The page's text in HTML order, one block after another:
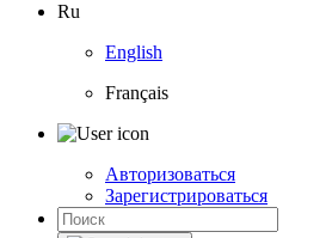
Ru
English
Français
Авторизоваться
Зарегистрироваться